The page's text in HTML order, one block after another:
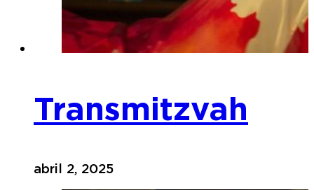
Transmitzvah
abril 2, 2025